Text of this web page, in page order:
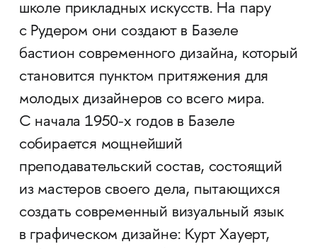
школе прикладных искусств. На пару
с Рудером они создают в Базеле
бастион современного дизайна, который
становится пунктом притяжения для
молодых дизайнеров со всего мира.
С начала 1950-х годов в Базеле
собирается мощнейший
преподавательский состав, состоящий
из мастеров своего дела, пытающихся
создать современный визуальный язык
в графическом дизайне: Курт Хауерт,